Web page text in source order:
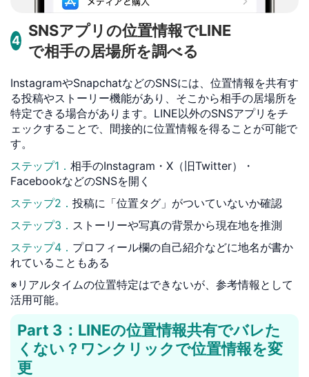
4
SNSアプリの位置情報でLINE
で相手の居場所を調べる
InstagramやSnapchatなどのSNSには、位置情報を共有す
る投稿やストーリー機能があり、そこから相手の居場所を
特定できる場合があります。LINE以外のSNSアプリをチ
ェックすることで、間接的に位置情報を得ることが可能で
す。
ステップ1． 相手のInstagram・X（旧Twitter）・
FacebookなどのSNSを開く
ステップ2． 投稿に「位置タグ」がついていないか確認
ステップ3． ストーリーや写真の背景から現在地を推測
ステップ4． プロフィール欄の自己紹介などに地名が書か
れていることもある
※リアルタイムの位置特定はできないが、参考情報として
活用可能。
Part 3：LINEの位置情報共有でバレた
くない？ワンクリックで位置情報を変
更